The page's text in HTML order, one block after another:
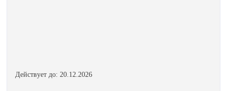
Действует до: 20.12.2026